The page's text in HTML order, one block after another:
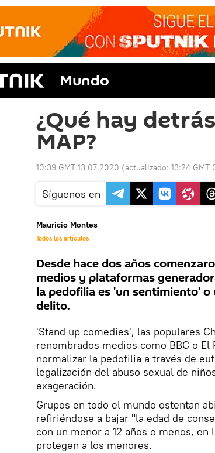
Mundo
¿Qué hay
MAP?
10:39 GMT 13.07.2020 (actualizado: 13:24 GMT
Síguenos en
Mauricio Montes
Todos los artículos
Desde hace dos años
medios y plataformas
la pedofilia es 'un sentimiento'
delito.
'Stand up comedies', las populares
renombrados medios como BBC o El
normalizar la pedofilia a través de
legalización del abuso sexual de
exageración.
Grupos en todo el mundo ostentan
refiriéndose a bajar "la edad de
con un menor a 12 años o menos,
protegen a los menores.